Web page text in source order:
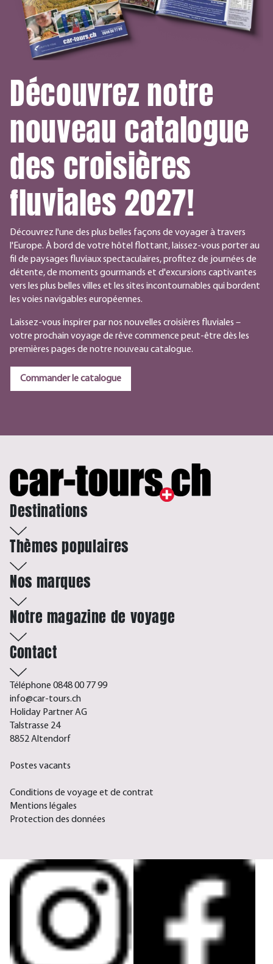
Découvrez notre
nouveau catalogue
des croisières
fluviales 2027!
Découvrez l'une des plus belles façons de voyager à travers
l'Europe. À bord de votre hôtel flottant, laissez-vous porter au
fil de paysages fluviaux spectaculaires, profitez de journées de
détente, de moments gourmands et d'excursions captivantes
vers les plus belles villes et les sites incontournables qui bordent
les voies navigables européennes.
Laissez-vous inspirer par nos nouvelles croisières fluviales –
votre prochain voyage de rêve commence peut-être dès les
premières pages de notre nouveau catalogue.
Commander le catalogue
Destinations
Thèmes populaires
Nos marques
Notre magazine de voyage
Contact
Téléphone 0848 00 77 99
info@car-tours.ch
Holiday Partner AG
Talstrasse 24
8852 Altendorf
Postes vacants
Conditions de voyage et de contrat
Mentions légales
Protection des données